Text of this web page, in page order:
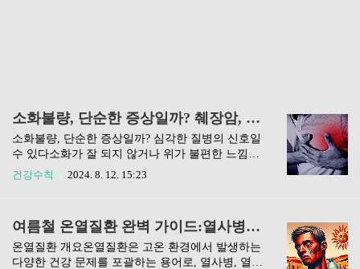
소화불량, 단순한 증상일까? 췌장암, 심근경색 증상이었어?
소화불량, 단순한 증상일까? 심각한 질병의 신호일
수 있다소화가 잘 되지 않거나 위가 불편한 느낌은
많은 사람들이 경험하는 흔한 증상입니다. 특히 식
있습니다.소화불량은 일반적이지만, 이를 간과하
면 생명을 위협하는 상황으로 이어질 수 있습니다.
따라서 소화불량이 단순한 문제인지, 아니면 더 심
건강수칙 2024. 8. 12. 15:23
여름철 온열질환 완벽 가이드:열사병 열탈진 열경련 예방과 대처법
온열질환 개요온열질환은 고온 환경에서 발생하는
다양한 건강 문제를 포괄하는 용어로, 열사병, 열탈